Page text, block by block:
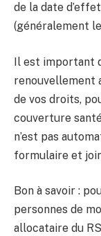
de la date
(généralement
Il est important
renouvellement
de vos droits,
couverture
n’est pas
formulaire et
Bon à savoir :
personnes de
allocataire du